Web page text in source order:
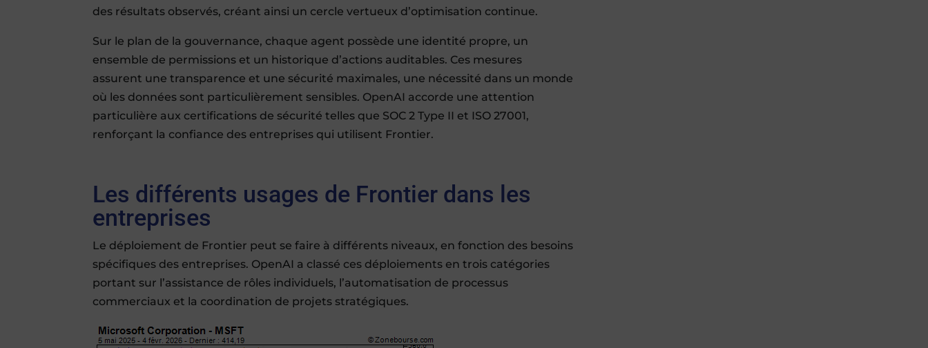
des résultats observés, créant ainsi un cercle vertueux d’optimisation continue.
Sur le plan de la gouvernance, chaque agent possède une identité propre, un
ensemble de permissions et un historique d’actions auditables. Ces mesures
assurent une transparence et une sécurité maximales, une nécessité dans un monde
où les données sont particulièrement sensibles. OpenAI accorde une attention
particulière aux certifications de sécurité telles que SOC 2 Type II et ISO 27001,
renforçant la confiance des entreprises qui utilisent Frontier.
Les différents usages de Frontier dans les
entreprises
Le déploiement de Frontier peut se faire à différents niveaux, en fonction des besoins
spécifiques des entreprises. OpenAI a classé ces déploiements en trois catégories
portant sur l’assistance de rôles individuels, l’automatisation de processus
commerciaux et la coordination de projets stratégiques.